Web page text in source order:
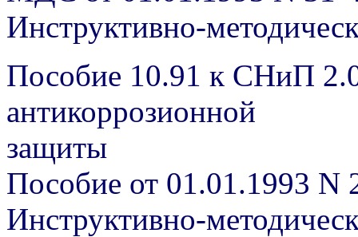
Инструктивно-
Пособие 10.91 к СНиП
антикоррозионной
защиты
Пособие от 01.01.1993 N
Инструктивно-